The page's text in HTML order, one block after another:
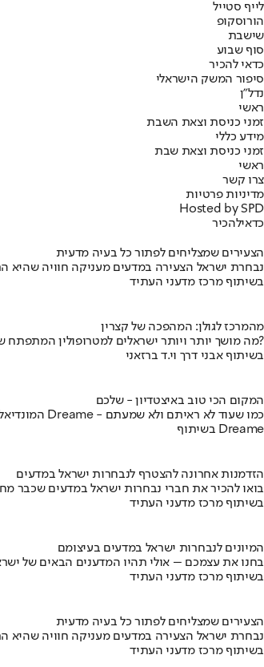
לייף סטייל
הורוסקופ
שישבת
סוף שבוע
כדאי להכיר
סיפור המשק הישראלי
נדל"ן
ראשי
זמני כניסת וצאת השבת
מידע כללי
זמני כניסת וצאת שבת
ראשי
צרו קשר
מדיניות פרטיות
Hosted by SPD
כדאילהכיר
הצעירים שמצליחים לפתור כל בעיה מדעית
נבחרת ישראל הצעירה במדעים מעניקה חוויה שהיא
בשיתוף מרכז מדעני העתיד
מהמרכז לגולן: המהפכה של קצרין
מה מושך יותר ויותר ישראלים למטרופולין המתפתח של האזור היפה במדינה?
בשיתוף אבני דרך וי.ד ברזאני
המקום הכי טוב באיצטדיון - שלכם
המונדיאל עם מסכי Dreame - כמו שעוד לא ראיתם ולא שמעתם
בשיתוף Dreame
הזדמנות אחרונה להצטרף לנבחרות ישראל במדעים
בואו להכיר את חברי נבחרות ישראל במדעים שכבר
בשיתוף מרכז מדעני העתיד
המיונים לנבחרות ישראל במדעים בעיצומם
בחנו את עצמכם – אולי תהיו המדענים הבאים של
בשיתוף מרכז מדעני העתיד
הצעירים שמצליחים לפתור כל בעיה מדעית
נבחרת ישראל הצעירה במדעים מעניקה חוויה שהיא
בשיתוף מרכז מדעני העתיד